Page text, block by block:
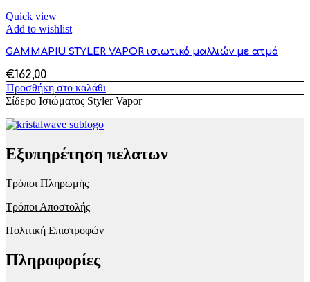
Quick view
Add to wishlist
GAMMAPIU STYLER VAPOR ισιωτικό μαλλιών με ατμό
€162,00
Προσθήκη στο καλάθι
Σίδερο Ισιώματος Styler Vapor
Εξυπηρέτηση πελατων
Τρόποι Πληρωμής
Τρόποι Αποστολής
Πολιτική Επιστροφών
Πληροφορίες